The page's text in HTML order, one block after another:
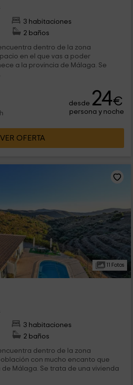
3 habitaciones
2 baños
dentro de la zona
en el que vas a poder
a la provincia de Málaga. Se
desde 24€
persona y noche
VER OFERTA
11 Fotos
3 habitaciones
2 baños
dentro de la zona
con mucho encanto que
Málaga. Se trata de una vivienda